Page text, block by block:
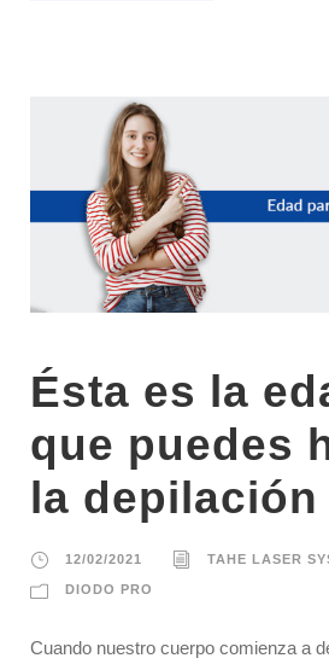
Ésta es la
que puedes
la
12/02/2021 TAHE LASER
DIODO PRO
Cuando nuestro cuerpo comienza a